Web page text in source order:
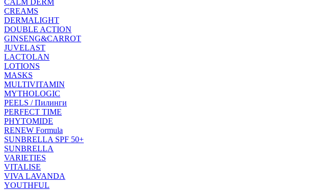
CREAMS
DERMALIGHT
DOUBLE ACTION
GINSENG&CARROT
JUVELAST
LACTOLAN
LOTIONS
MASKS
MULTIVITAMIN
MYTHOLOGIC
PEELS / Пилинги
PERFECT TIME
PHYTOMIDE
RENEW Formula
SUNBRELLA SPF 50+
SUNBRELLA
VARIETIES
VITALISE
VIVA LAVANDA
YOUTHFUL